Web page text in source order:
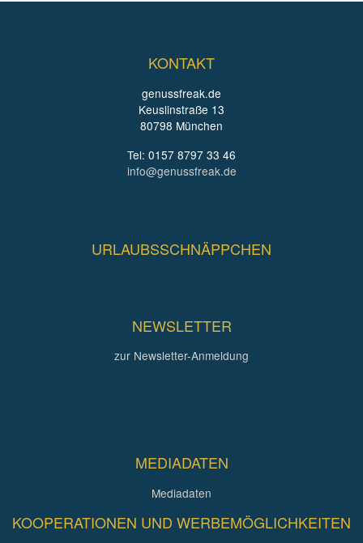
KONTAKT
genussfreak.de
Keuslinstraße 13
80798 München
Tel: 0157 8797 33 46
info@genussfreak.de
URLAUBSSCHNÄPPCHEN
NEWSLETTER
zur Newsletter-Anmeldung
MEDIADATEN
Mediadaten
KOOPERATIONEN UND WERBEMÖGLICHKEITEN